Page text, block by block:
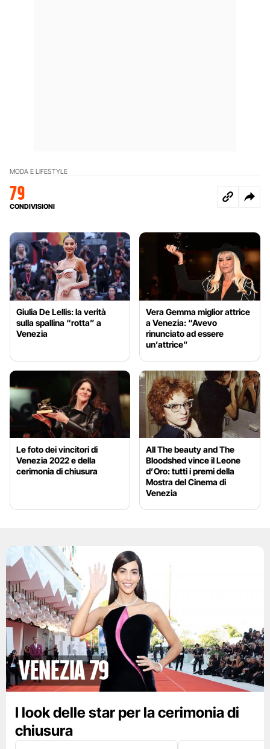
MODA E LIFESTYLE
79
CONDIVISIONI
Giulia De Lellis: la verità
sulla spallina “rotta” a
Venezia
Vera Gemma miglior attrice
a Venezia: “Avevo
rinunciato ad essere
un’attrice”
Le foto dei vincitori di
Venezia 2022 e della
cerimonia di chiusura
All The beauty and The
Bloodshed vince il Leone
d’Oro: tutti i premi della
Mostra del Cinema di
Venezia
Venezia 79
I look delle star per la cerimonia di
chiusura